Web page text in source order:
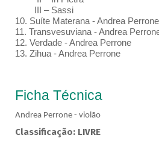
III – Sassi
10.⁠ ⁠Suíte Materana - Andrea Perrone
11.⁠ ⁠Transvesuviana - Andrea
12.⁠ ⁠Verdade - Andrea Perrone
13. Zihua - Andrea Perrone
Ficha Técnica
Andrea Perrone - violão
Classificação: LIVRE